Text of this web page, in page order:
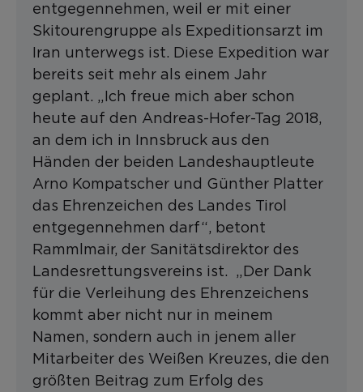
entgegennehmen, weil er mit einer
Skitourengruppe als Expeditionsarzt im
Iran unterwegs ist. Diese Expedition war
bereits seit mehr als einem Jahr
geplant. „Ich freue mich aber schon
heute auf den Andreas-Hofer-Tag 2018,
an dem ich in Innsbruck aus den
Händen der beiden Landeshauptleute
Arno Kompatscher und Günther Platter
das Ehrenzeichen des Landes Tirol
entgegennehmen darf“, betont
Rammlmair, der Sanitätsdirektor des
Landesrettungsvereins ist. „Der Dank
für die Verleihung des Ehrenzeichens
kommt aber nicht nur in meinem
Namen, sondern auch in jenem aller
Mitarbeiter des Weißen Kreuzes, die den
größten Beitrag zum Erfolg des